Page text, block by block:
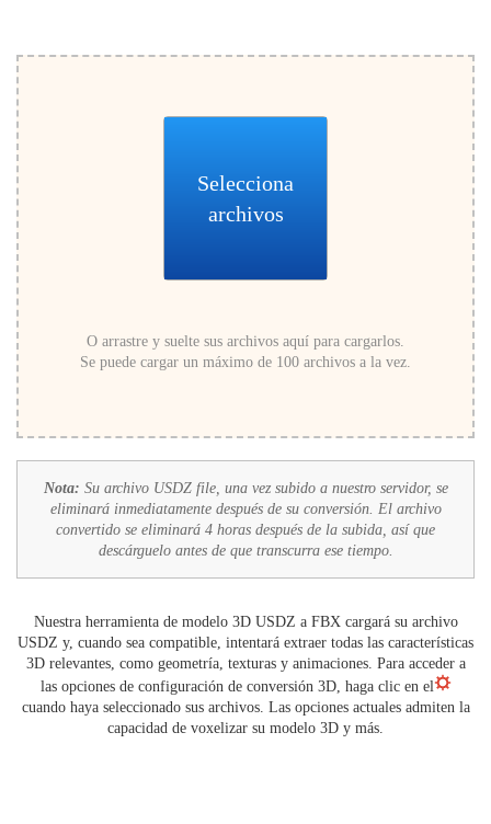
Selecciona
archivos
O arrastre y suelte sus archivos aquí para cargarlos.
Se puede cargar un máximo de 100 archivos a la vez.
Nota: Su archivo USDZ file, una vez subido a nuestro servidor, se
eliminará inmediatamente después de su conversión. El archivo
convertido se eliminará 4 horas después de la subida, así que
descárguelo antes de que transcurra ese tiempo.
Nuestra herramienta de modelo 3D USDZ a FBX cargará su archivo
USDZ y, cuando sea compatible, intentará extraer todas las características
3D relevantes, como geometría, texturas y animaciones. Para acceder a
las opciones de configuración de conversión 3D, haga clic en el
cuando haya seleccionado sus archivos. Las opciones actuales admiten la
capacidad de voxelizar su modelo 3D y más.